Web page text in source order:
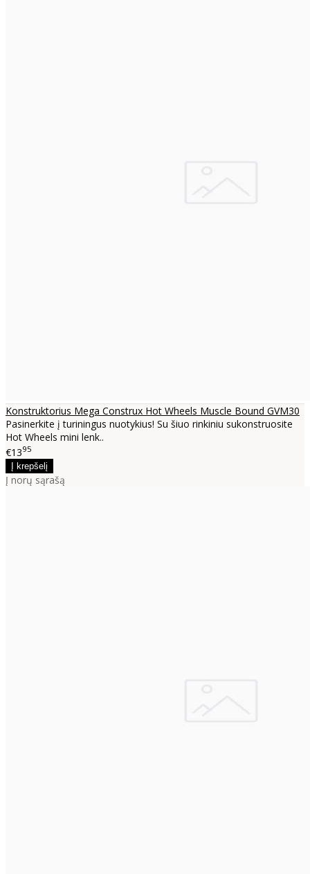
Konstruktorius Mega Construx Hot Wheels Muscle Bound GVM30
Pasinerkite į turiningus nuotykius! Su šiuo rinkiniu sukonstruosite
Hot Wheels mini lenk..
€1395
Į norų sąrašą